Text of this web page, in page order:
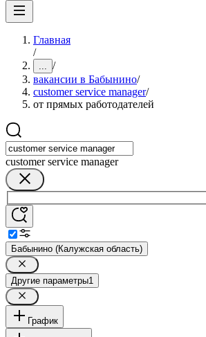
Главная
/
... /
вакансии в Бабынино/
customer service manager/
от прямых работодателей
customer service manager
Бабынино (Калужская область)
Другие параметры1
График